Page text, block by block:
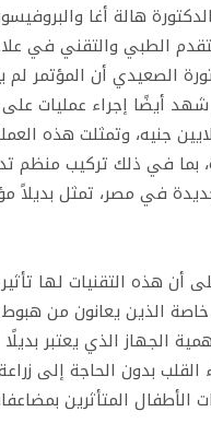
هالة أغا
الطبي والتقني في
الصعيدي أن المؤتمر
شهد أيضًا إجراء عمليات
تصل إلى 3 ملايين جنيه، وتمثلت
بما في ذلك تركيب منظم
في مصر، تمثل بديلاً
أن هذه التقنيات لها
الذين يعانون من هبوط
الجهاز الذي يعتبر بديلًا
بدون الحاجة إلى
الأطفال المتأثرين